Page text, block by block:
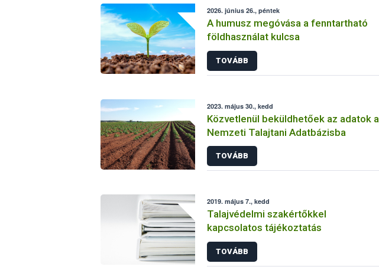
2026. június 26., péntek
A humusz megóvása a fenntartható
földhasználat kulcsa
TOVÁBB
2023. május 30., kedd
Közvetlenül beküldhetőek az adatok a
Nemzeti Talajtani Adatbázisba
TOVÁBB
2019. május 7., kedd
Talajvédelmi szakértőkkel
kapcsolatos tájékoztatás
TOVÁBB